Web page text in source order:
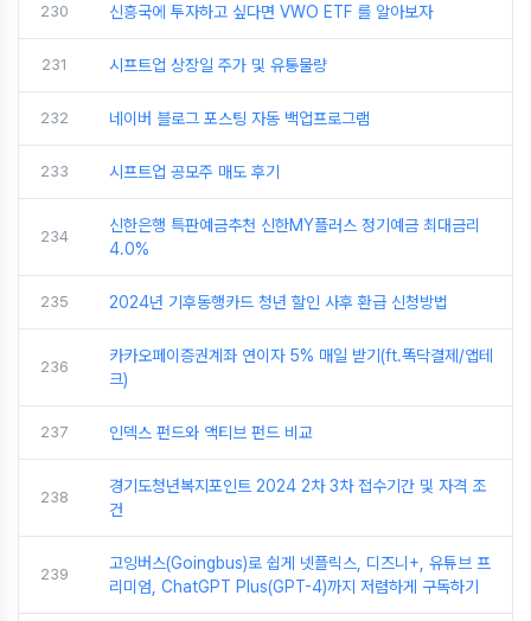
230 신흥국에 투자하고 싶다면 VWO ETF 를 알아보자
231 시프트업 상장일 주가 및 유통물량
232 네이버 블로그 포스팅 자동 백업프로그램
233 시프트업 공모주 매도 후기
234
신한은행 특판예금추천 신한MY플러스 정기예금 최대금리
4.0%
235 2024년 기후동행카드 청년 할인 사후 환급 신청방법
236
카카오페이증권계좌 연이자 5% 매일 받기(ft.똑닥결제/앱테
크)
237 인덱스 펀드와 액티브 펀드 비교
238
경기도청년복지포인트 2024 2차 3차 접수기간 및 자격 조
건
239
고잉버스(Goingbus)로 쉽게 넷플릭스, 디즈니+, 유튜브 프
리미엄, ChatGPT Plus(GPT-4)까지 저렴하게 구독하기